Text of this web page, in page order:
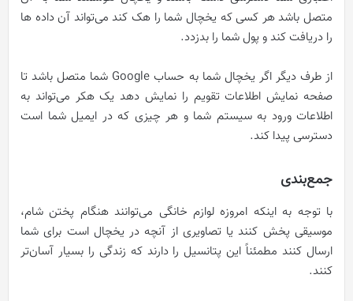
متصل باشد هر کسی که یخچال شما را هک کند می‌تواند آن داده ها
را دریافت کند و پول شما را بدزدد.
از طرف دیگر اگر یخچال شما به حساب Google شما متصل باشد تا
صفحه نمایش اطلاعات تقویم را نمایش دهد یک هکر می‌تواند به
اطلاعات ورود به سیستم شما و هر چیزی که در ایمیل شما است
دسترسی پیدا کند.
جمع‌بندی
با توجه به اینکه امروزه لوازم خانگی می‌توانند هنگام پختن شام،
موسیقی پخش کنند یا تصاویری از آنچه در یخچال است برای شما
ارسال کنند مطمئناً این پتانسیل را دارند که زندگی را بسیار آسان‌تر
کنند.